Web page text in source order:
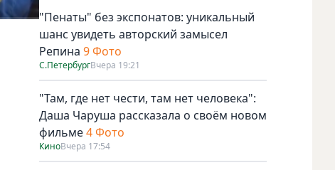
"Пенаты" без экспонатов: уникальный
шанс увидеть авторский замысел
Репина 9 Фото
С.ПетербургВчера 19:21
"Там, где нет чести, там нет человека":
Даша Чаруша рассказала о своём новом
фильме4 Фото
КиноВчера 17:54